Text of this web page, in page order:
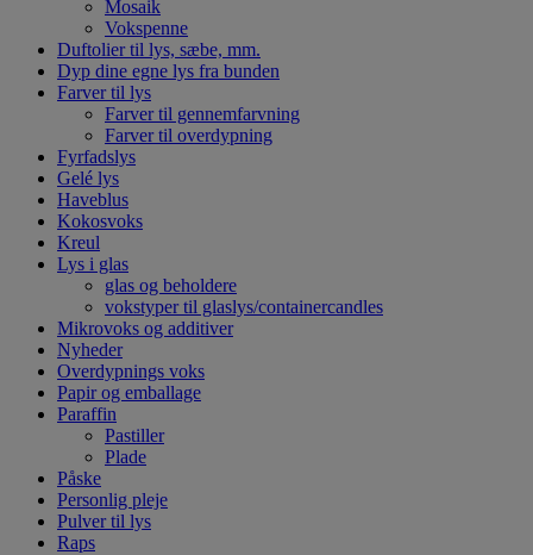
Mosaik
Vokspenne
Duftolier til lys, sæbe, mm.
Dyp dine egne lys fra bunden
Farver til lys
Farver til gennemfarvning
Farver til overdypning
Fyrfadslys
Gelé lys
Haveblus
Kokosvoks
Kreul
Lys i glas
glas og beholdere
vokstyper til glaslys/containercandles
Mikrovoks og additiver
Nyheder
Overdypnings voks
Papir og emballage
Paraffin
Pastiller
Plade
Påske
Personlig pleje
Pulver til lys
Raps